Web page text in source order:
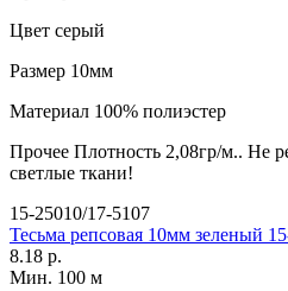
Цвет серый
Размер 10мм
Материал 100% полиэстер
Прочее Плотность 2,08гр/м.. Не
светлые ткани!
15-25010/17-5107
Тесьма репсовая 10мм зеленый
8.18 р.
Мин. 100 м